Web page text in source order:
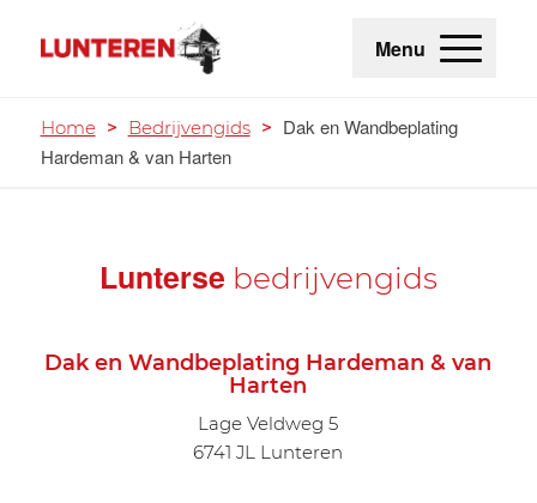
Menu
Home > Bedrijvengids > Dak en Wandbeplating
Hardeman & van Harten
Lunterse bedrijvengids
Dak en Wandbeplating Hardeman & van
Harten
Lage Veldweg 5
6741 JL Lunteren